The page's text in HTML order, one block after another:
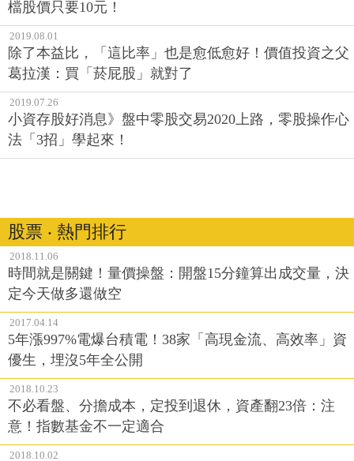
檔股價只要10元！
2019.08.01
除了本益比，「這比率」也是愈低愈好！價值投資之父
葛拉漢：買「菸屁股」就對了
2019.07.26
小資存股好消息》盤中零股交易2020上路，零股操作心
法「3招」學起來！
股票 ‧ 熱門排行
2018.11.06
時間就是關鍵！量價操盤：開盤15分鐘算出成交量，決
定今天做多還做空
2017.04.14
5年漲997%電爆台積電！38家「高現金流、高效率」資
優生，埋沒5年全公開
2018.10.23
不必看盤、分擔成本，定投到退休，資產翻23倍：注
意！指數基金不一定適合
2018.10.02